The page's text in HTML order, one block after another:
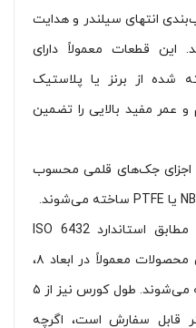
انتهای سیلندر و هدایت
این قطعات معمولاً دارای
شده از برنز یا پلاستیک
مفید بالایی را تضمین
اجزای جک‌های قلمی محسوب
محدوده ابعاد سیلندرهای قلمی مطابق استاندارد ISO 6432
تعریف شده است. قطر bore این محصولات معمولاً در ابعاد ۸،
۱۰، ۱۲، ۱۶، ۲۰ و ۲۵ میلی‌متر عرضه می‌شوند. طول کورس نیز از ۵
حداکثر ۱۰۰ میلی‌متر قابل سفارش است، اگرچه